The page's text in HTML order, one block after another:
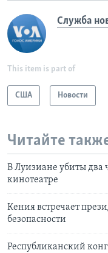
Служба
This item is part of
США Новости
Читайте
В Луизиане убиты два
кинотеатре
Кения встречает
безопасности
Республиканский